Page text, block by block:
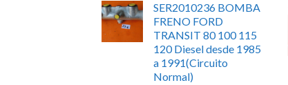
original
era:
126,00€.
actual
88,00€.
SER2010236 BOMBA
FRENO FORD
TRANSIT 80 100 115
120 Diesel desde 1985
a 1991(Circuito
Normal)